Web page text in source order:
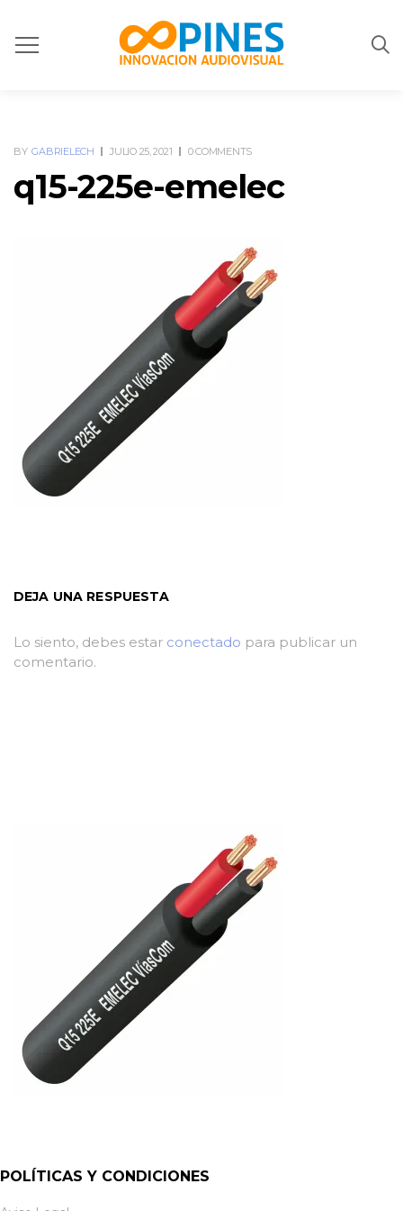
BY GABRIELECH JULIO 25, 2021 0 COMMENTS
q15-225e-emelec
DEJA UNA RESPUESTA
Lo siento, debes estar conectado para publicar un
comentario.
POLÍTICAS Y CONDICIONES